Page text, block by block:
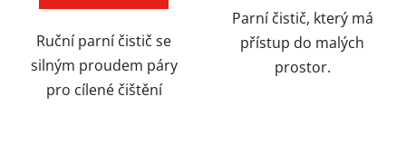
Ruční parní čistič se
silným proudem páry
pro cílené čištění
Parní čistič, který má
přístup do malých
prostor.